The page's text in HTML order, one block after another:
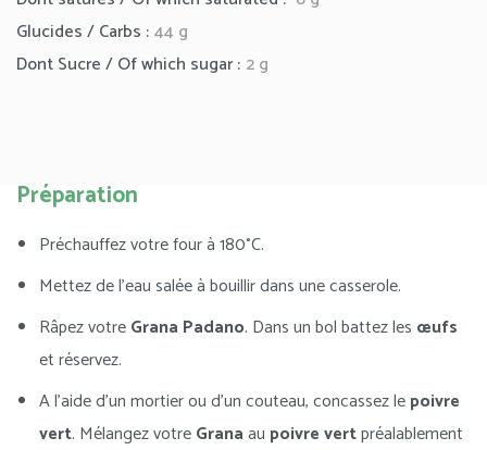
Glucides / Carbs :44 g
Dont Sucre / Of which sugar : 2 g
Préparation
Préchauffez votre four à 180°C.
Mettez de l’eau salée à bouillir dans une casserole.
Râpez votreGrana Padano. Dans un bol battezles œufs
et réservez.
A l’aide d’un mortier ou d’un couteau, concassez lepoivre
vert. Mélangez votreGranaau poivre vertpréalablement